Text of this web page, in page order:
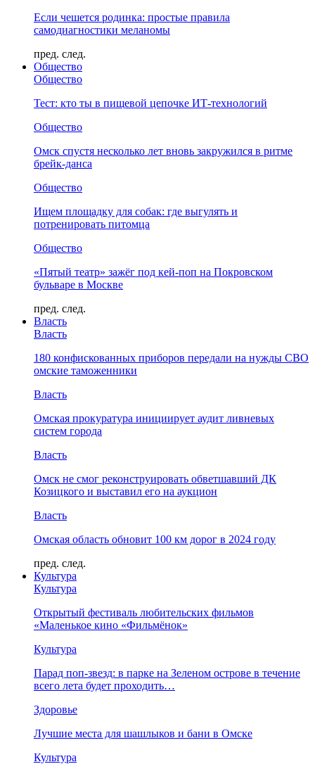
Если чешется родинка: простые правила
самодиагностики меланомы
пред. след.
Общество
Общество
Тест: кто ты в пищевой цепочке ИТ-технологий
Общество
Омск спустя несколько лет вновь закружился в ритме
брейк-данса
Общество
Ищем площадку для собак: где выгулять и
потренировать питомца
Общество
«Пятый театр» зажёг под кей-поп на Покровском
бульваре в Москве
пред. след.
Власть
Власть
180 конфискованных приборов передали на нужды СВО
омские таможенники
Власть
Омская прокуратура инициирует аудит ливневых
систем города
Власть
Омск не смог реконструировать обветшавший ДК
Козицкого и выставил его на аукцион
Власть
Омская область обновит 100 км дорог в 2024 году
пред. след.
Культура
Культура
Открытый фестиваль любительских фильмов
«Маленькое кино «Фильмёнок»
Культура
Парад поп-звезд: в парке на Зеленом острове в течение
всего лета будет проходить…
Здоровье
Лучшие места для шашлыков и бани в Омске
Культура